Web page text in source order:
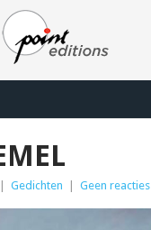
Gedichten Geen reacties